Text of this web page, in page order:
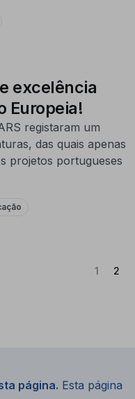
excelência
Europeia!
registaram um
das quais apenas
projetos portugueses
1 2
página. Esta página